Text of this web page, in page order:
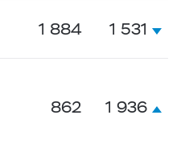
1 884 1 531
862 1 936